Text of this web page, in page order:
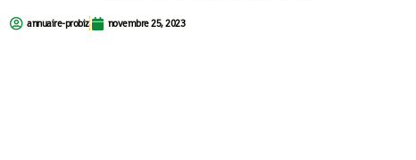
annuaire-probiz novembre 25, 2023